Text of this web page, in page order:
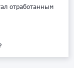
отработанным